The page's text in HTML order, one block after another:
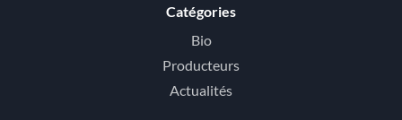
Catégories
Bio
Producteurs
Actualités